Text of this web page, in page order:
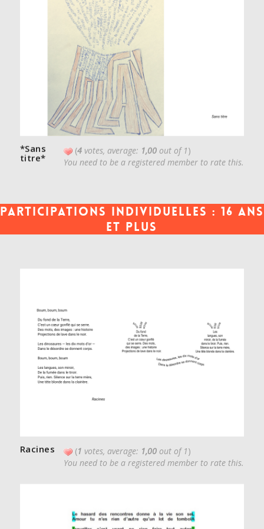
(4 votes, average: 1,00 out of 1)
You need to be a registered member to rate this.
*Sans
titre*
Participations individuelles : 16 ans
et plus
(1 votes, average: 1,00 out of 1)
You need to be a registered member to rate this.
Racines